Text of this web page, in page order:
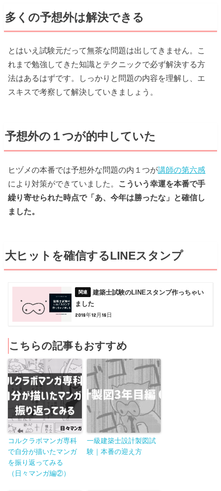
多くの予想外は解決できる
とはいえ試験元だって無茶な問題は出してきません。こ
れまで勉強してきた知識とテクニックで必ず解決する方
法はあるはずです。しっかりと問題の内容を理解し、エ
スキスで考察して解決していきましょう。
予想外の１つが的中していた
ヒヅメの本番では予想外な問題の内１つが講師の第六感
により対策ができていました。 こういう幸運を本番で手
繰り寄せられた時点で「あ、今年は勝ったな」と確信し
ました。
大ヒットを確信するLINEスタンプ
建築士試験のLINEスタンプ作っちゃい
ました
2018年12月18日
こちらの記事もおすすめ
コルクラボマンガ専科
で自分が描いたマンガ
を振り返ってみる
（日々マンガ編②）
一級建築士設計製図試
験｜本番の迎え方